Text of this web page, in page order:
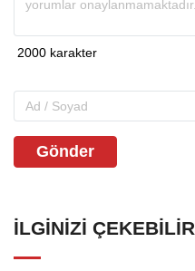
Gönder
İLGINIZI ÇEKEBILIR